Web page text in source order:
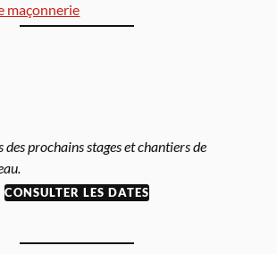
maçonnerie
des prochains stages et chantiers de
CONSULTER LES DATES